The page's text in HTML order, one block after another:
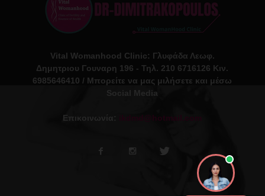
Vital Womanhood Clinic: Γλυφάδα Λεωφ.
Δημητριου Γουναρη 196 - Τηλ. 210 6716126 Κιν.
6985646410 / Μπορείτε να μας μιλήσετε και μέσω
Social Media
Επικοινωνία: ikdmd@hotmail.com